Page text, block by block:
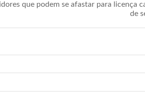
que podem se afastar para licença
de